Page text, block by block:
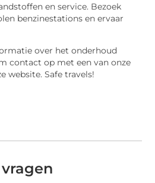
en service. Bezoek
benzinestations en ervaar
over het onderhoud
contact op met een van onze
website. Safe travels!